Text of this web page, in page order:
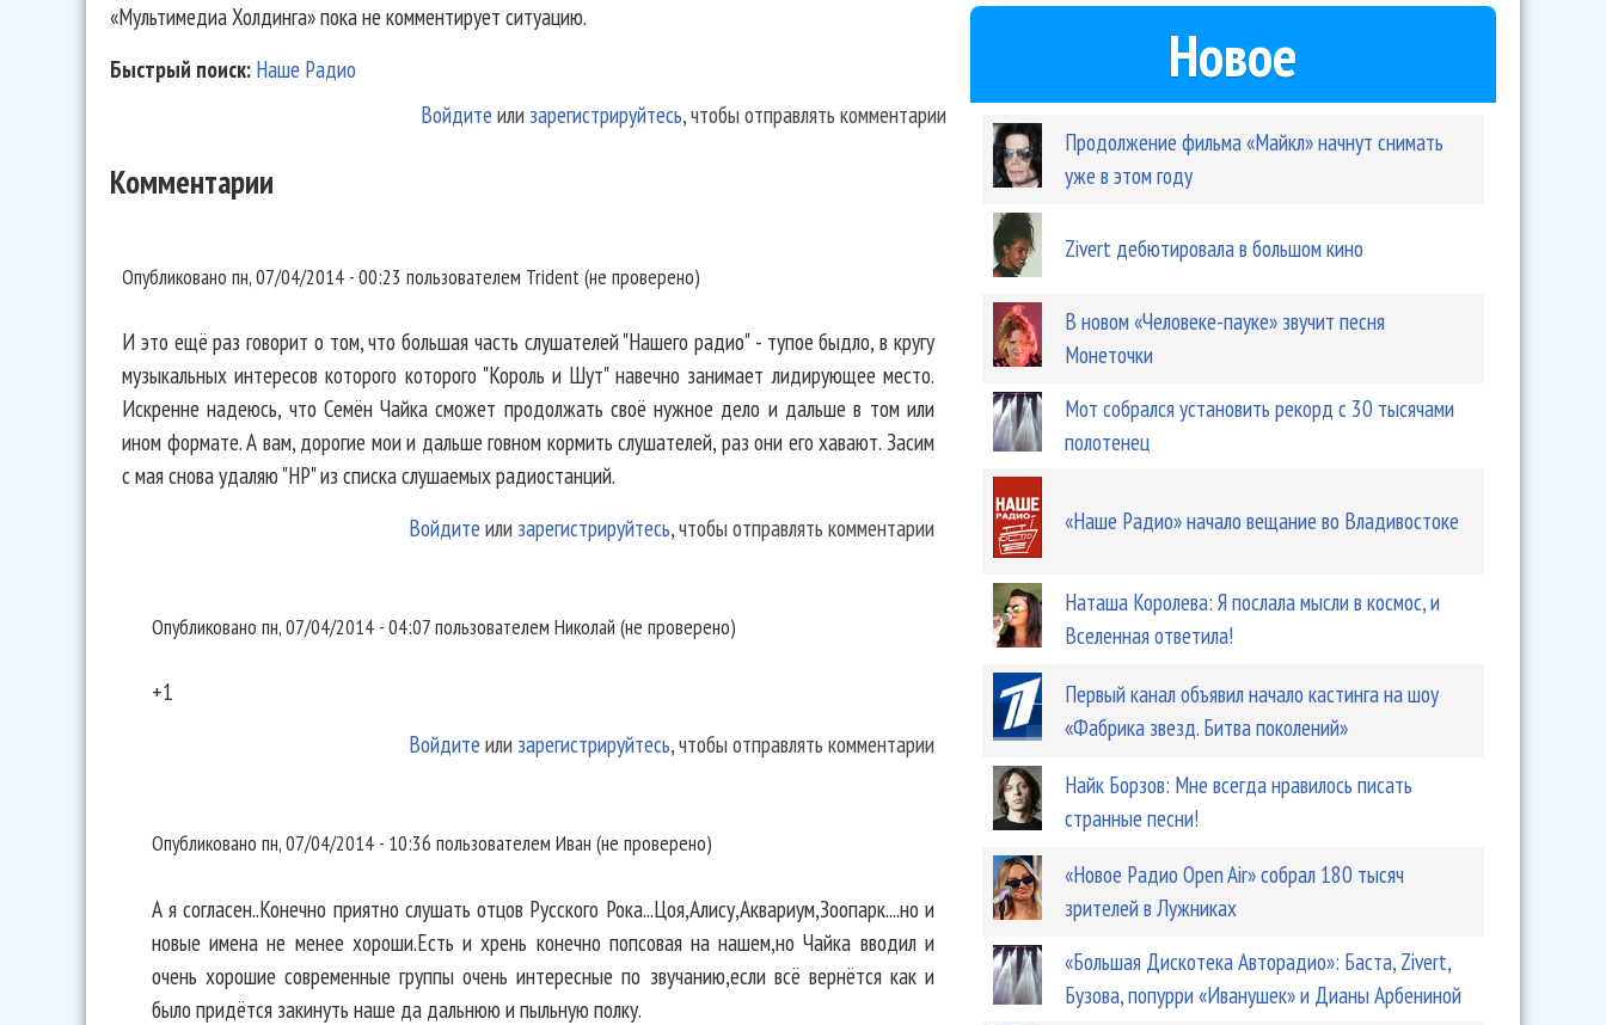
«Мультимедиа Холдинга» пока не комментирует ситуацию.
Быстрый поиск: Наше Радио
Войдите или зарегистрируйтесь, чтобы отправлять комментарии
Комментарии
Опубликовано пн, 07/04/2014 - 00:23 пользователем Trident (не проверено)
И это ещё раз говорит о том, что большая часть слушателей "Нашего радио" - тупое быдло, в кругу
музыкальных интересов которого которого "Король и Шут" навечно занимает лидирующее место.
Искренне надеюсь, что Семён Чайка сможет продолжать своё нужное дело и дальше в том или
ином формате. А вам, дорогие мои и дальше говном кормить слушателей, раз они его хавают. Засим
с мая снова удаляю "НР" из списка слушаемых радиостанций.
Войдите или зарегистрируйтесь, чтобы отправлять комментарии
Опубликовано пн, 07/04/2014 - 04:07пользователем Николай (не проверено)
+1
Войдите или зарегистрируйтесь, чтобы отправлять комментарии
Опубликовано пн, 07/04/2014 - 10:36 пользователем Иван (не проверено)
А я согласен..Конечно приятно слушать отцов Русского Рока...Цоя,Алису,Аквариум,Зоопарк....но и
новые имена не менее хороши.Есть и хрень конечно попсовая на нашем,но Чайка вводил и
очень хорошие современные группы очень интересные по звучанию,если всё вернётся как и
было придётся закинуть наше да дальнюю и пыльную полку.
Новое
Продолжение фильма «Майкл» начнут снимать
уже в этом году
Zivert дебютировала в большом кино
В новом «Человеке-пауке» звучит песня
Монеточки
Мот собрался установить рекорд с 30 тысячами
полотенец
«Наше Радио» начало вещание во Владивостоке
Наташа Королева: Я послала мысли в космос, и
Вселенная ответила!
Первый канал объявил начало кастинга на шоу
«Фабрика звезд. Битва поколений»
Найк Борзов: Мне всегда нравилось писать
странные песни!
«Новое Радио Open Air» собрал 180 тысяч
зрителей в Лужниках
«Большая Дискотека Авторадио»: Баста, Zivert,
Бузова, попурри «Иванушек» и Дианы Арбениной